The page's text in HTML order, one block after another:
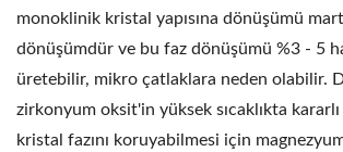
monoklinik kristal yapısına dönüşümü
dönüşümdür ve bu faz dönüşümü %3 - 5
üretebilir, mikro çatlaklara neden olabilir.
zirkonyum oksit'in yüksek sıcaklıkta kararlı
kristal fazını koruyabilmesi için